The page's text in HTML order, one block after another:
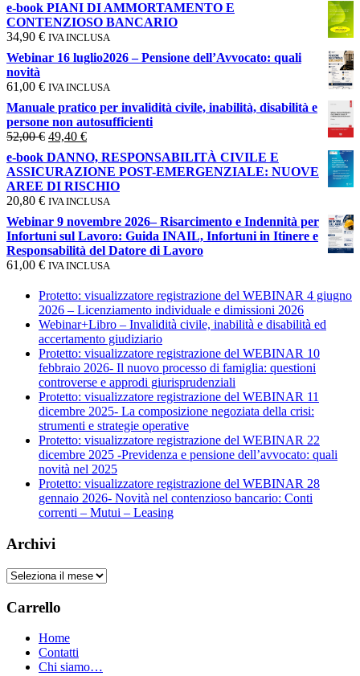
e-book PIANI DI AMMORTAMENTO E
CONTENZIOSO BANCARIO
34,90 € IVA INCLUSA
Webinar 16 luglio2026 – Pensione dell’Avvocato: quali
novità
61,00 € IVA INCLUSA
Manuale pratico per invalidità civile, inabilità, disabilità e
persone non autosufficienti
52,00€ Il
prezzo
originale
era:
52,00 €.
49,40 €Il
prezzo
attuale
è:
49,40 €.
e-book DANNO, RESPONSABILITÀ CIVILE E
ASSICURAZIONE POST-EMERGENZIALE: NUOVE
AREE DI RISCHIO
20,80 € IVA INCLUSA
Webinar 9 novembre 2026– Risarcimento e Indennità per
Infortuni sul Lavoro: Guida INAIL, Infortuni in Itinere e
Responsabilità del Datore di Lavoro
61,00 € IVA INCLUSA
Protetto: visualizzatore registrazione del WEBINAR 4 giugno
2026 – Licenziamento individuale e dimissioni 2026
Webinar+Libro – Invalidità civile, inabilità e disabilità ed
accertamento giudiziario
Protetto: visualizzatore registrazione del WEBINAR 10
febbraio 2026- Il nuovo processo di famiglia: questioni
controverse e approdi giurisprudenziali
Protetto: visualizzatore registrazione del WEBINAR 11
dicembre 2025- La composizione negoziata della crisi:
strumenti e strategie operative
Protetto: visualizzatore registrazione del WEBINAR 22
dicembre 2025 -Previdenza e pensione dell’avvocato: quali
novità nel 2025
Protetto: visualizzatore registrazione del WEBINAR 28
gennaio 2026- Novità nel contenzioso bancario: Conti
correnti – Mutui – Leasing
Archivi
Archivi
Carrello
Home
Contatti
Chi siamo…